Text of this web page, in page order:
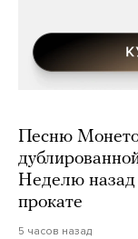
Песню
Неделю назад
прокате
5 часов назад